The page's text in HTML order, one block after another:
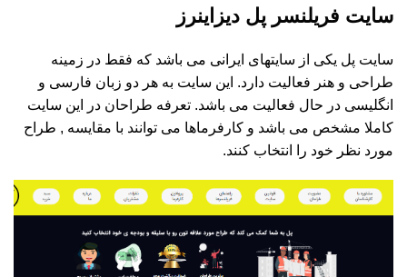
سایت فریلنسر پل دیزاینرز
سایت پل یکی از سایتهای ایرانی می باشد که فقط در زمینه
طراحی و هنر فعالیت دارد. این سایت به هر دو زبان فارسی و
انگلیسی در حال فعالیت می باشد. تعرفه طراحان در این سایت
کاملا مشخص می باشد و کارفرماها می توانند با مقایسه , طراح
مورد نظر خود را انتخاب کنند.